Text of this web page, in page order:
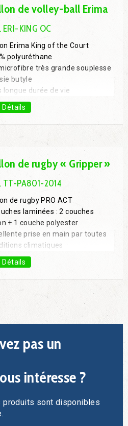
de volley-ball Erima
ERI-KING OC
Erima King of the Court
polyuréthane
très grande souplesse
butyle
longue durée de vie
Détails
de rugby « Gripper »
TT-PA801-2014
de rugby PRO ACT
laminées : 2 couches
+ 1 couche polyester
prise en main par toutes
climatiques
T.5
Détails
pas un
intéresse ?
produits sont disponibles